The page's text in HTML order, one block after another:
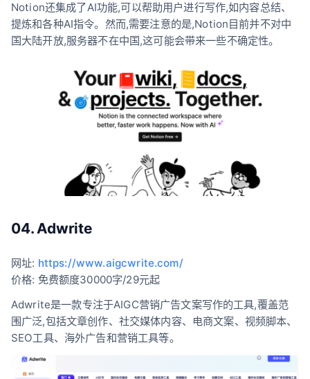
Notion还集成了AI功能,可以帮助用户进行写作,如内容总结、
提炼和各种AI指令。然而,需要注意的是,Notion目前并不对中
国大陆开放,服务器不在中国,这可能会带来一些不确定性。
04. Adwrite
网址: https://www.aigcwrite.com/
价格: 免费额度30000字/29元起
Adwrite是一款专注于AIGC营销广告文案写作的工具,覆盖范
围广泛,包括文章创作、社交媒体内容、电商文案、视频脚本、
SEO工具、海外广告和营销工具等。